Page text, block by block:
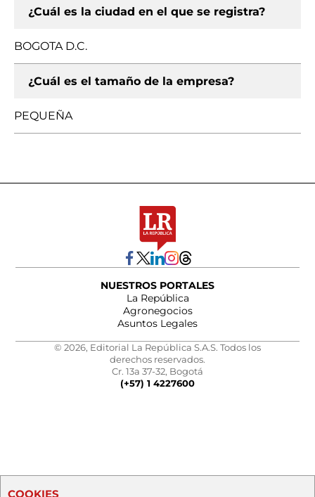
¿Cuál es la ciudad en el que se registra?
BOGOTA D.C.
¿Cuál es el tamaño de la empresa?
PEQUEÑA
NUESTROS PORTALES
La República
Agronegocios
Asuntos Legales
© 2026, Editorial La República S.A.S. Todos los
derechos reservados.
Cr. 13a 37-32, Bogotá
(+57) 1 4227600
COOKIES